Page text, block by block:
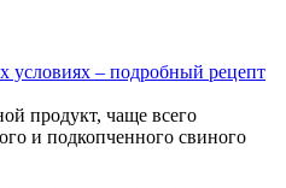
условиях – подробный рецепт
продукт, чаще всего
и подкопченного свиного